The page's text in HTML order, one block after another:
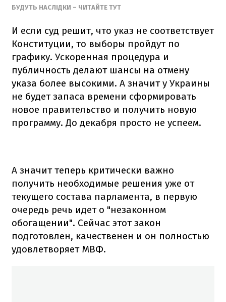
БУДУТЬ НАСЛІДКИ – ЧИТАЙТЕ ТУТ
И если суд решит, что указ не соответствует
Конституции, то выборы пройдут по
графику. Ускоренная процедура и
публичность делают шансы на отмену
указа более высокими. А значит у Украины
не будет запаса времени сформировать
новое правительство и получить новую
программу. До декабря просто не успеем.
А значит теперь критически важно
получить необходимые решения уже от
текущего состава парламента, в первую
очередь речь идет о "незаконном
обогащении". Сейчас этот закон
подготовлен, качественен и он полностью
удовлетворяет МВФ.